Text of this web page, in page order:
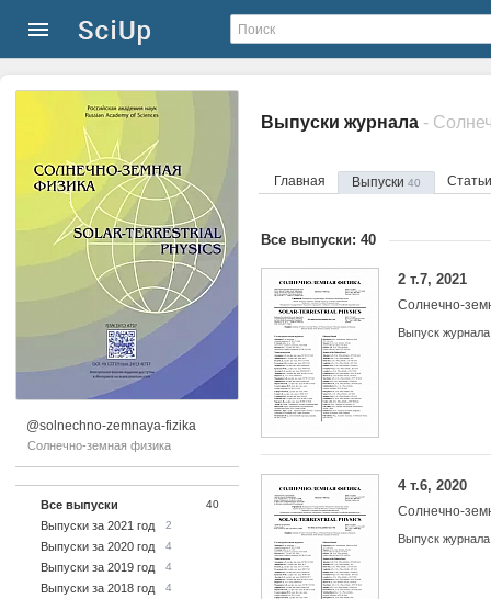
@solnechno-zemnaya-fizika
Солнечно-земная физика
Все выпуски 40
Выпуски за 2021 год 2
Выпуски за 2020 год 4
Выпуски за 2019 год 4
Выпуски за 2018 год 4
Выпуски журнала -
Главная Выпуски 40
Все выпуски: 40
2 т.7, 2021
Солнечно-
Выпуск журнала
4 т.6, 2020
Солнечно-
Выпуск журнала